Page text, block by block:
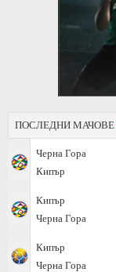
ПОСЛЕДНИ МАЧОВЕ
Черна Гора
Кипър
Кипър
Черна Гора
Кипър
Черна Гора